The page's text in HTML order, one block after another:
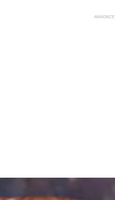
ANNONCE